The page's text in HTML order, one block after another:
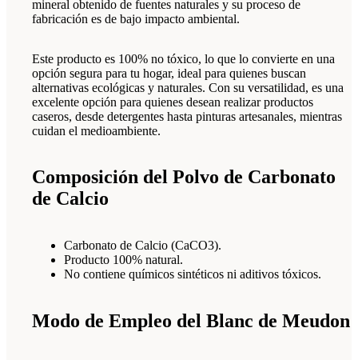
mineral obtenido de fuentes naturales y su proceso de
fabricación es de bajo impacto ambiental.
Este producto es 100% no tóxico, lo que lo convierte en una
opción segura para tu hogar, ideal para quienes buscan
alternativas ecológicas y naturales. Con su versatilidad, es una
excelente opción para quienes desean realizar productos
caseros, desde detergentes hasta pinturas artesanales, mientras
cuidan el medioambiente.
Composición del Polvo de Carbonato
de Calcio
Carbonato de Calcio (CaCO3).
Producto 100% natural.
No contiene químicos sintéticos ni aditivos tóxicos.
Modo de Empleo del Blanc de Meudon